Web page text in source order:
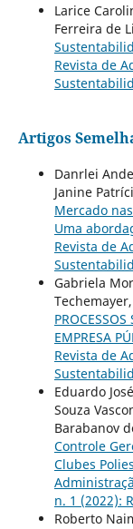
Larice
Ferreira de
Revista de
Artigos
Danrlei
Janine
Mercado
Uma
Revista de
Gabriela
Techemayer,
EMPRESA
Revista de
Eduardo
Souza
Barabanov
Controle
Clubes
n. 1 (2022):
Roberto